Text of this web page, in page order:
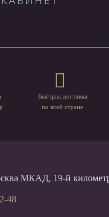
Быстрая доставка
по всей стране
МКАД, 19-й
48